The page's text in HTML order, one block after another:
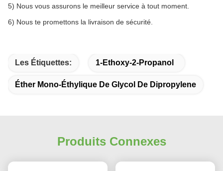
5) Nous vous assurons le meilleur service à tout moment.
6) Nous te promettons la livraison de sécurité.
Les Étiquettes: 1-Ethoxy-2-Propanol
Éther Mono-Éthylique De Glycol De Dipropylene
Produits Connexes